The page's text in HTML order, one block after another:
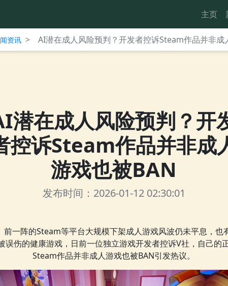
主页
资讯 > AI潜在成人风险预判？开发者控诉Steam作品并非成
潜在成人风险预判？开
控诉Steam作品并非成
游戏也被BAN
发布时间：2026-01-12 02:30:01
前一阵的Steam等平台大规模下架成人游戏风波仍未平息，也
误伤的健康游戏，日前一位独立游戏开发者控诉V社，自己的
Steam作品并非成人游戏也被BAN引发热议。